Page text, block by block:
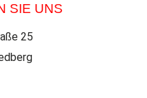
SIE UNS
25